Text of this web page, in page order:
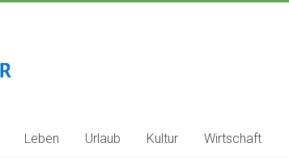
Leben Urlaub Kultur Wirtschaft